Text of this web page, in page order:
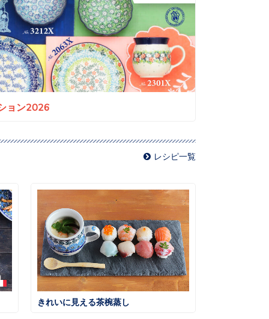
ョン2026
レシピ一覧
きれいに見える茶椀蒸し